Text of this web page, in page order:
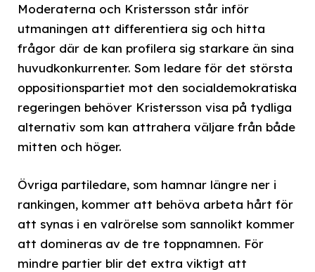
Moderaterna och Kristersson står inför
utmaningen att differentiera sig och hitta
frågor där de kan profilera sig starkare än sina
huvudkonkurrenter. Som ledare för det största
oppositionspartiet mot den socialdemokratiska
regeringen behöver Kristersson visa på tydliga
alternativ som kan attrahera väljare från både
mitten och höger.
Övriga partiledare, som hamnar längre ner i
rankingen, kommer att behöva arbeta hårt för
att synas i en valrörelse som sannolikt kommer
att domineras av de tre toppnamnen. För
mindre partier blir det extra viktigt att